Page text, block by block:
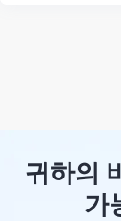
귀하의
가